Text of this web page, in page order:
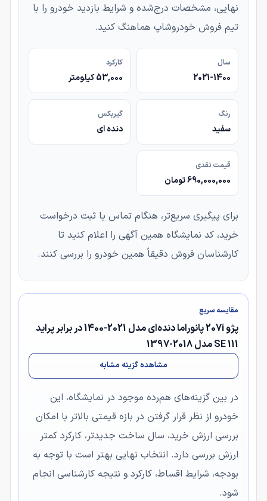
نهایی، مشخصات درج‌شده و شرایط بازدید خودرو را با
تیم فروش خودروشاپ هماهنگ کنید.
سال
2021-1400
کارکرد
53,000 کیلومتر
رنگ
سفید
گیربکس
دنده ای
قیمت نقدی
690,000,000 تومان
برای پیگیری سریع‌تر، هنگام تماس یا ثبت درخواست
خرید، کد نمایشگاه همین آگهی را اعلام کنید تا
کارشناسان فروش دقیقاً همین خودرو را بررسی کنند.
مقایسه سریع
پژو 207i پانوراما دنده‌ای مدل 2021-1400 در برابر پراید
111 SE مدل 2018-1397
مشاهده گزینه مشابه
در بین گزینه‌های هم‌رده موجود در نمایشگاه، این
خودرو از نظر قرار گرفتن در بازه قیمتی بالاتر با امکان
بررسی ارزش خرید، سال ساخت جدیدتر، کارکرد کمتر
ارزش بررسی دارد. انتخاب نهایی بهتر است با توجه به
بودجه، شرایط اقساط، کارکرد و نتیجه کارشناسی انجام
شود.